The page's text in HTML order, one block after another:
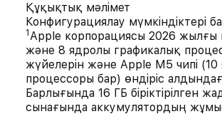
Құқықтық мәлімет
Конфигурациялау мүмкіндіктері
1 Apple корпорациясы 2026 жылғы
және 8 ядролы графикалық
жүйелерін және Apple M5 чипі
процессоры бар) өндіріс
Барлығында 16 ГБ біріктірілген
сынағында аккумулятордың